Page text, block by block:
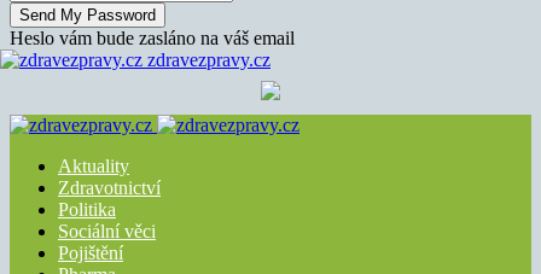
Heslo vám bude zasláno na váš email
zdravezpravy.cz
Aktuality
Zdravotnictví
Politika
Sociální věci
Pojištění